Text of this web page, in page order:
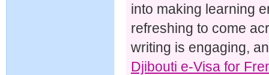
into making learning
refreshing to come
writing is engaging,
Djibouti e-Visa for